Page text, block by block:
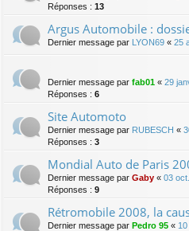
Réponses : 13
Argus Automobile :
Dernier message par LYON69 « 25
Dernier message par fab01 « 29
Réponses : 6
Site Automoto
Dernier message par RUBESCH «
Réponses : 3
Mondial Auto de Paris
Dernier message par Gaby « 03
Réponses : 9
Rétromobile 2008, la
Dernier message par Pedro 95 «